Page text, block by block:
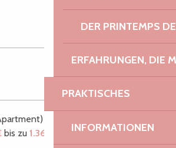
DER PRINTEMPS
ERFAHRUNGEN, DIE
PRAKTISCHES
INFORMATIONEN
bis zu 1.365,00 €